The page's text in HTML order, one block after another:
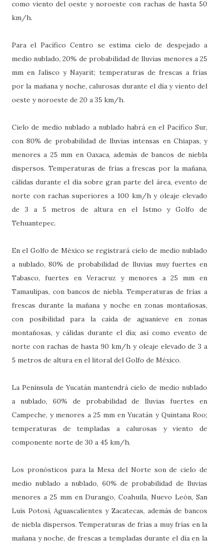
como viento del oeste y noroeste con rachas de hasta 50
km/h.
Para el Pacífico Centro se estima cielo de despejado a
medio nublado, 20% de probabilidad de lluvias menores a 25
mm en Jalisco y Nayarit; temperaturas de frescas a frías
por la mañana y noche, calurosas durante el día y viento del
oeste y noroeste de 20 a 35 km/h.
Cielo de medio nublado a nublado habrá en el Pacífico Sur,
con 80% de probabilidad de lluvias intensas en Chiapas, y
menores a 25 mm en Oaxaca, además de bancos de niebla
dispersos. Temperaturas de frías a frescas por la mañana,
cálidas durante el día sobre gran parte del área, evento de
norte con rachas superiores a 100 km/h y oleaje elevado
de 3 a 5 metros de altura en el Istmo y Golfo de
Tehuantepec.
En el Golfo de México se registrará cielo de medio nublado
a nublado, 80% de probabilidad de lluvias muy fuertes en
Tabasco, fuertes en Veracruz y menores a 25 mm en
Tamaulipas, con bancos de niebla. Temperaturas de frías a
frescas durante la mañana y noche en zonas montañosas,
con posibilidad para la caída de aguanieve en zonas
montañosas, y cálidas durante el día; así como evento de
norte con rachas de hasta 90 km/h y oleaje elevado de 3 a
5 metros de altura en el litoral del Golfo de México.
La Península de Yucatán mantendrá cielo de medio nublado
a nublado, 60% de probabilidad de lluvias fuertes en
Campeche, y menores a 25 mm en Yucatán y Quintana Roo;
temperaturas de templadas a calurosas y viento de
componente norte de 30 a 45 km/h.
Los pronósticos para la Mesa del Norte son de cielo de
medio nublado a nublado, 60% de probabilidad de lluvias
menores a 25 mm en Durango, Coahuila, Nuevo León, San
Luis Potosí, Aguascalientes y Zacatecas, además de bancos
de niebla dispersos. Temperaturas de frías a muy frías en la
mañana y noche, de frescas a templadas durante el día en la